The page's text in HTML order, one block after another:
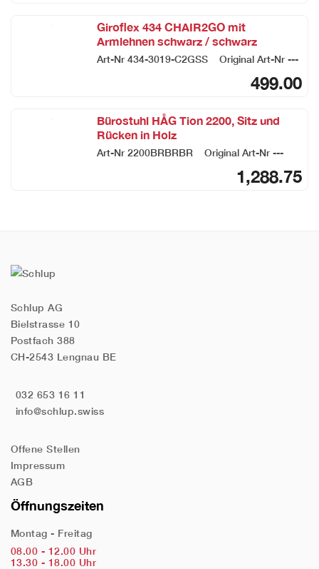
Giroflex 434 CHAIR2GO mit
Armlehnen schwarz / schwarz
Art-Nr 434-3019-C2GSS Original Art-Nr ---
499.00
Bürostuhl HÅG Tion 2200, Sitz und
Rücken in Holz
Art-Nr 2200BRBRBR Original Art-Nr ---
1,288.75
Schlup AG
Bielstrasse 10
Postfach 388
CH-2543 Lengnau BE
032 653 16 11
info@schlup.swiss
Offene Stellen
Impressum
AGB
Öffnungszeiten
Montag - Freitag
08.00 - 12.00 Uhr
13.30 - 18.00 Uhr